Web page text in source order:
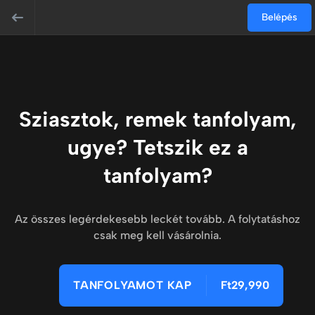
Belépés
Sziasztok, remek tanfolyam,
ugye? Tetszik ez a
tanfolyam?
Az összes legérdekesebb leckét tovább. A folytatáshoz
csak meg kell vásárolnia.
TANFOLYAMOT KAP Ft29,990